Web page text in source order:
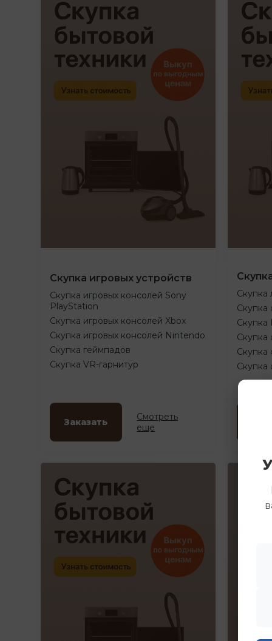
Скупка игровых устройств
Скупка игровых консолей Sony
PlayStation
Скупка игровых консолей Xbox
Скупка игровых консолей Nintendo
Скупка геймпадов
Скупка VR-гарнитур
Заказать
Смотреть
еще
Скупка
Скупка
Скупка
Скупка
Скупка